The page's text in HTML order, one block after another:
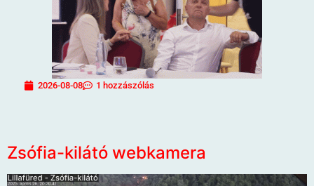
2026-08-08 1 hozzászólás
Zsófia-kilátó webkamera